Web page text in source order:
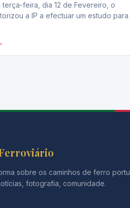
terça-feira, dia 12 de Fevereiro, o
a IP a efectuar um estudo
sobre os caminhos de ferro
fotografia, comunidade.